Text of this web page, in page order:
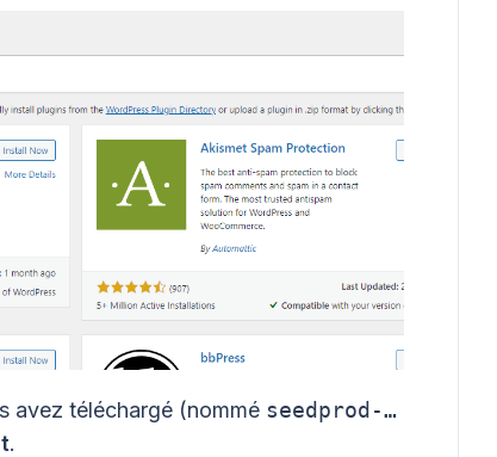
avez téléchargé (nommé seedprod-…
.